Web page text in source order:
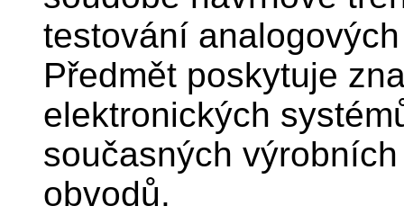
testování
Předmět poskytuje
elektronických
současných
obvodů.